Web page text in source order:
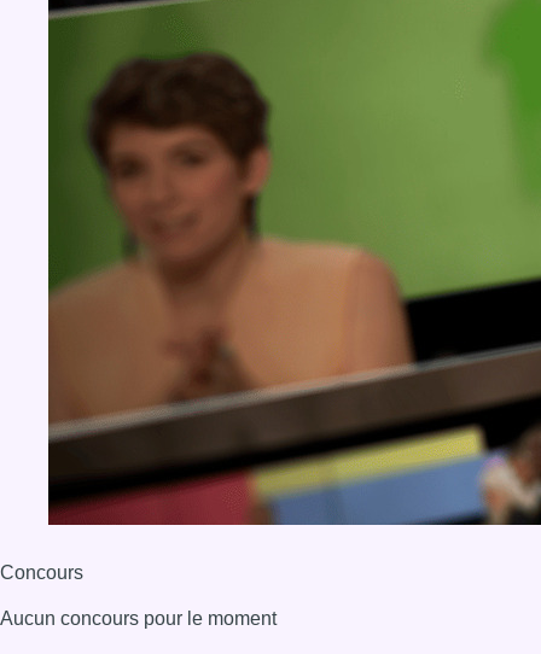
Concours
Aucun concours pour le moment